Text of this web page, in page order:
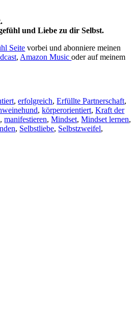
und Liebe zu dir Selbst.
Seite vorbei und abonniere meinen
, Amazon Musicoder auf meinem
,erfolgreich,Erfüllte Partnerschaft,
,körperorientiert,Kraft der
,manifestieren,Mindset,Mindset lernen,
, Selbstliebe, Selbstzweifel,